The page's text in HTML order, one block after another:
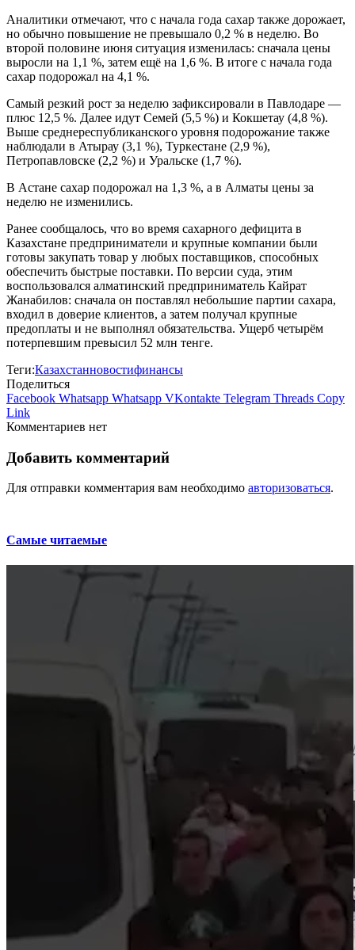
Аналитики отмечают, что с начала года сахар также дорожает,
но обычно повышение не превышало 0,2 % в неделю. Во
второй половине июня ситуация изменилась: сначала цены
выросли на 1,1 %, затем ещё на 1,6 %. В итоге с начала года
сахар подорожал на 4,1 %.
Самый резкий рост за неделю зафиксировали в Павлодаре —
плюс 12,5 %. Далее идут Семей (5,5 %) и Кокшетау (4,8 %).
Выше среднереспубликанского уровня подорожание также
наблюдали в Атырау (3,1 %), Туркестане (2,9 %),
Петропавловске (2,2 %) и Уральске (1,7 %).
В Астане сахар подорожал на 1,3 %, а в Алматы цены за
неделю не изменились.
Ранее сообщалось, что во время сахарного дефицита в
Казахстане предприниматели и крупные компании были
готовы закупать товар у любых поставщиков, способных
обеспечить быстрые поставки. По версии суда, этим
воспользовался алматинский предприниматель Кайрат
Жанабилов: сначала он поставлял небольшие партии сахара,
входил в доверие клиентов, а затем получал крупные
предоплаты и не выполнял обязательства. Ущерб четырём
потерпевшим превысил 52 млн тенге.
Теги:Казахстанновостифинансы
Поделиться
Facebook Whatsapp Whatsapp VKontakte Telegram Threads Copy
Link
Комментариев нет
Добавить комментарий
Для отправки комментария вам необходимо авторизоваться.
Самые читаемые